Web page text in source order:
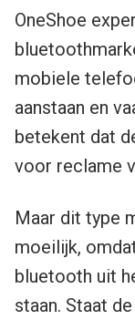
OneShoe
mobiele
aanstaan en
betekent dat
voor reclame
Maar dit type
moeilijk,
bluetooth uit
staan. Staat